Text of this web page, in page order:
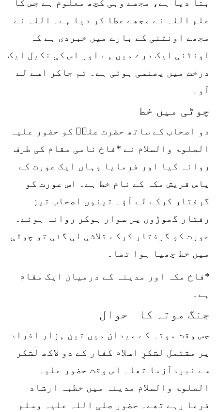
بتا دیا ہے، مجھے وہی کچھ معلوم ہے جس کا
علم اللہ نے مجھے عطا کر دیا ہے۔ اللہ نے
مجھے اونٹنی کے بارے میں خبردی ہے کہ
اونٹنی ایک درے میں ہے اور اس کی نکیل ایک
درخت میں پھنسی ہوئی ہے۔ تم جاکر اسے لے
آو۔
چوٹی میں خط
دو اصحاب کے ساتھ حضرت علیؓ کو حضور علیہ
الصلوۃ والسلام نے *فاخ نامی مقام کی طرف
روانہ کیا اور فرمایا وہاں ایک عورت کے
پاس قریش مکہ کے نام خط ہے۔ اس عورت کو
گرفتار کرکے لے آؤ۔ تینوں اصحاب تیز
رفتار گھوڑوں پر سوار ہوکر روانہ ہوئے۔
عورت کو گرفتار کرکے تلاشی لی گئی تو چوٹی
میں خط چھپا ہوا تھا۔
*فاخ مکہ اور مدینہ کے درمیان ایک مقام
ہے۔
جنگ موتہ کا احوال
جس وقت موتہ کے میدان میں تین ہزار افراد
پر مشتمل لشکرِ اسلام کفار کے دو لاکھ لشکر
سے نبردآزما تھا۔ اس وقت حضور علیہ
الصلوۃ والسلام مدینہ میں خطبہ ارشاد
فرما رہے تھے۔ حضور صلی اللہ علیہ وسلم